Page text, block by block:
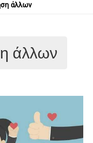
άλλων
άλλων